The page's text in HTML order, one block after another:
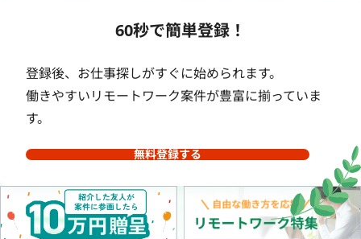
60秒で簡単登録！
登録後、お仕事探しがすぐに始められます。
働きやすいリモートワーク案件が豊富に揃っていま
す。
無料登録する